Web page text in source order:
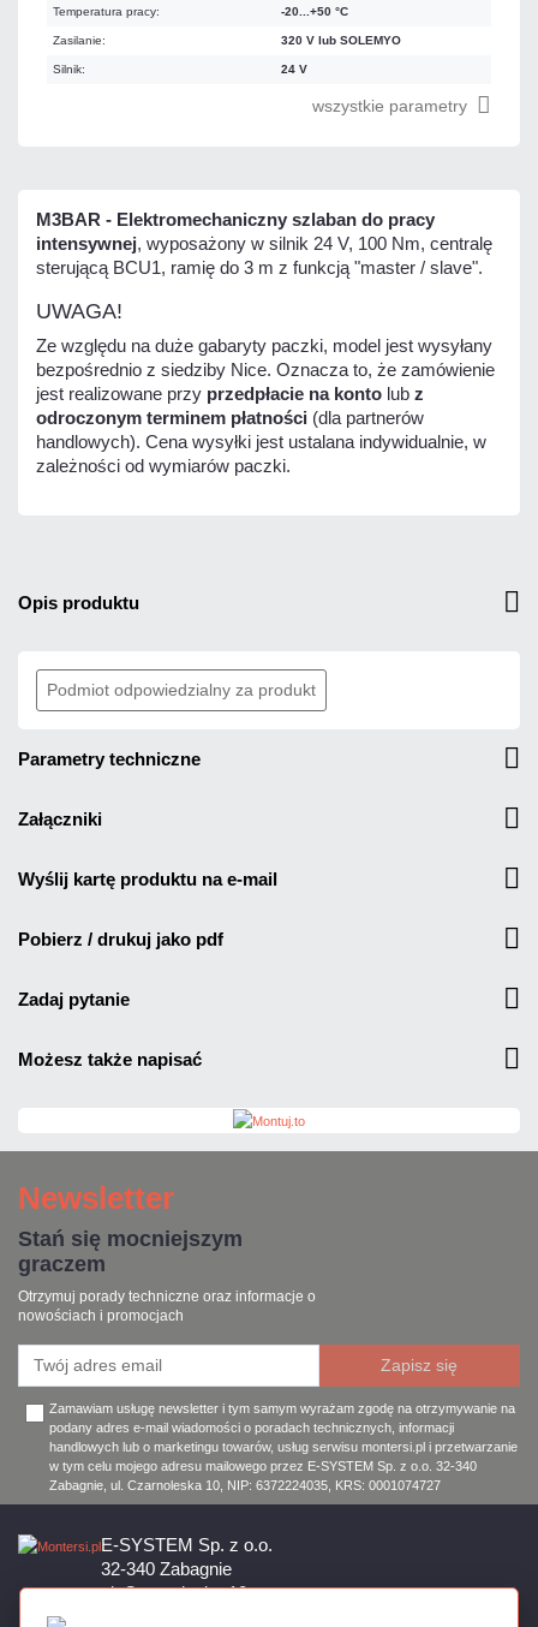
Temperatura pracy: -20...+50 °C
Zasilanie: 320 V lub SOLEMYO
Silnik: 24 V
wszystkie parametry
M3BAR - Elektromechaniczny szlaban do pracy
intensywnej, wyposażony w silnik 24 V, 100 Nm, centralę
sterującą BCU1, ramię do 3 m z funkcją "master / slave".
UWAGA!
Ze względu na duże gabaryty paczki, model jest wysyłany
bezpośrednio z siedziby Nice. Oznacza to, że zamówienie
jest realizowane przy przedpłacie na konto lub z
odroczonym terminem płatności (dla partnerów
handlowych). Cena wysyłki jest ustalana indywidualnie, w
zależności od wymiarów paczki.
opis produktu
Podmiot odpowiedzialny za produkt
parametry techniczne
załączniki
wyślij kartę produktu na e-mail
pobierz / drukuj jako pdf
zadaj pytanie
możesz także napisać
Newsletter
Stań się mocniejszym
graczem
Otrzymuj porady techniczne oraz informacje o
nowościach i promocjach
Zamawiam usługę newsletter i tym samym wyrażam zgodę na otrzymywanie na
podany adres e-mail wiadomości o poradach technicznych, informacji
handlowych lub o marketingu towarów, usług serwisu montersi.pl i przetwarzanie
w tym celu mojego adresu mailowego przez E-SYSTEM Sp. z o.o. 32-340
Zabagnie, ul. Czarnoleska 10, NIP: 6372224035, KRS: 0001074727
E-SYSTEM Sp. z o.o.
32-340 Zabagnie
ul. Czarnoleska 10